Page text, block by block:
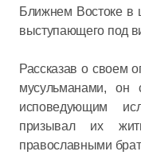
Ближнем Востоке в
выступающего под
Рассказав о своем
мусульманами, он
исповедующим
призывал их
православными